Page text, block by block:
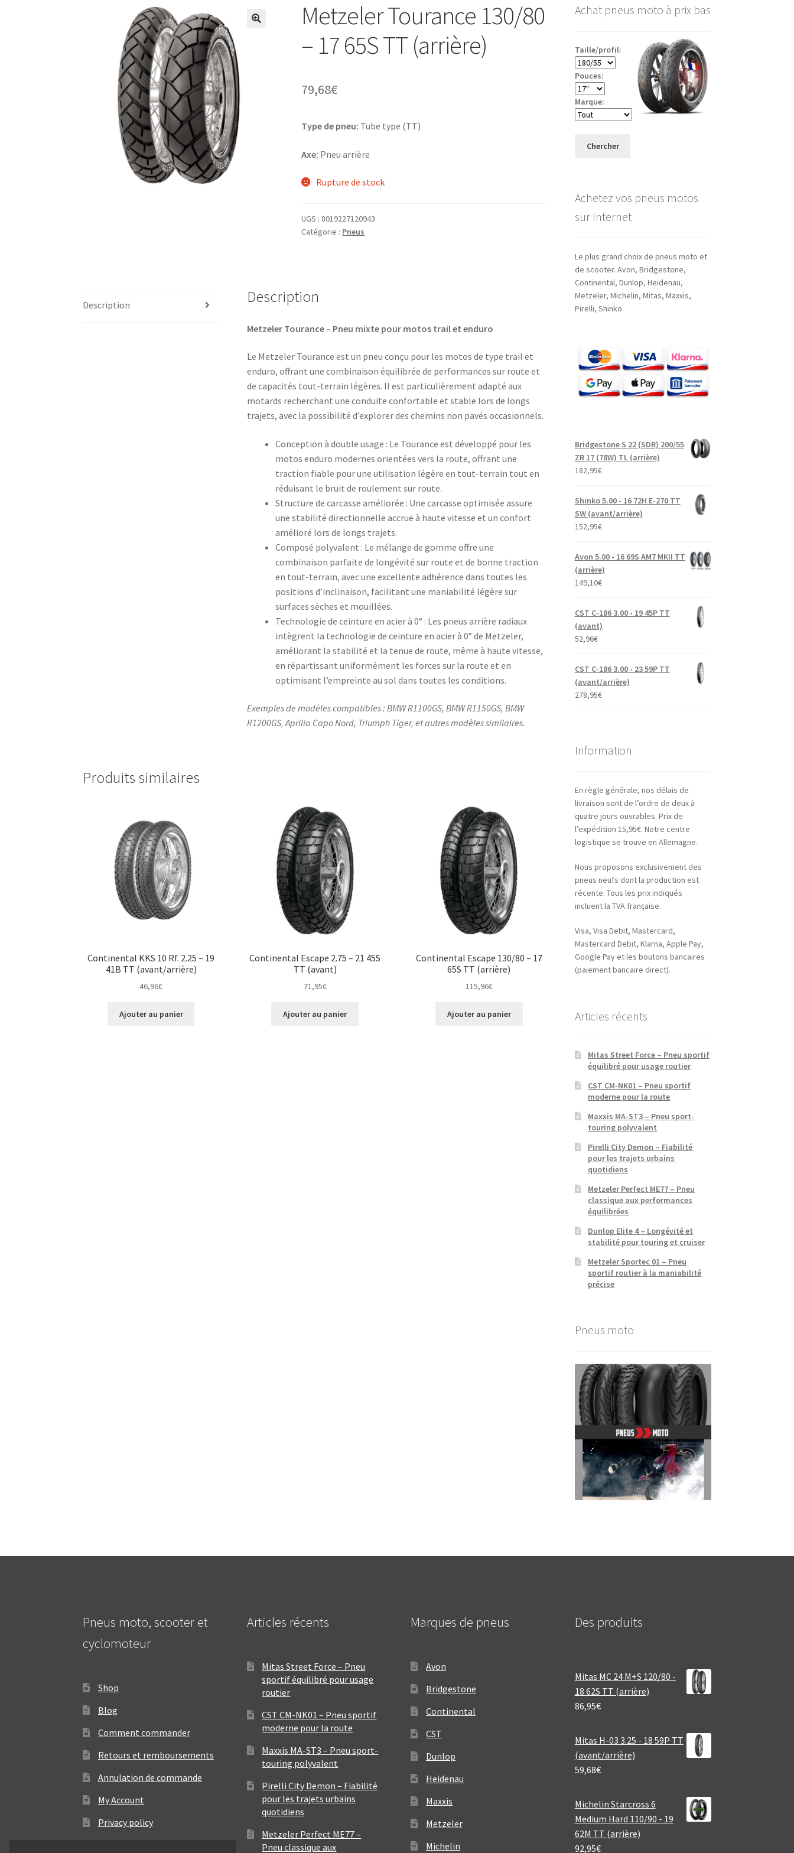
Metzeler Tourance 130/80
– 17 65S TT (arrière)
79,68€
Type de pneu: Tube type (TT)
Axe: Pneu arrière
Rupture de stock
UGS : 8019227120943
Catégorie : Pneus
Description Description
Metzeler Tourance – Pneu mixte pour motos trail et enduro
Le Metzeler Tourance est un pneu conçu pour les motos de type trail et
enduro, offrant une combinaison équilibrée de performances sur route et
de capacités tout-terrain légères. Il est particulièrement adapté aux
motards recherchant une conduite confortable et stable lors de longs
trajets, avec la possibilité d’explorer des chemins non pavés occasionnels.​
Conception à double usage : Le Tourance est développé pour les
motos enduro modernes orientées vers la route, offrant une
traction fiable pour une utilisation légère en tout-terrain tout en
réduisant le bruit de roulement sur route.
Structure de carcasse améliorée : Une carcasse optimisée assure
une stabilité directionnelle accrue à haute vitesse et un confort
amélioré lors de longs trajets.
Composé polyvalent : Le mélange de gomme offre une
combinaison parfaite de longévité sur route et de bonne traction
en tout-terrain, avec une excellente adhérence dans toutes les
positions d’inclinaison, facilitant une maniabilité légère sur
surfaces sèches et mouillées.
Technologie de ceinture en acier à 0° : Les pneus arrière radiaux
intègrent la technologie de ceinture en acier à 0° de Metzeler,
améliorant la stabilité et la tenue de route, même à haute vitesse,
en répartissant uniformément les forces sur la route et en
optimisant l’empreinte au sol dans toutes les conditions.
Exemples de modèles compatibles : BMW R1100GS, BMW R1150GS, BMW
R1200GS, Aprilia Capo Nord, Triumph Tiger, et autres modèles similaires.
Produits similaires
Continental KKS 10 Rf. 2.25 – 19
41B TT (avant/arrière)
46,96€
Ajouter au panier
Continental Escape 2.75 – 21 45S
TT (avant)
71,95€
Ajouter au panier
Continental Escape 130/80 – 17
65S TT (arrière)
115,96€
Ajouter au panier
Achat pneus moto à prix bas
Taille/profil:
Pouces:
Marque:
Chercher
Achetez vos pneus motos
sur Internet
Le plus grand choix de pneus moto et
de scooter. Avon, Bridgestone,
Continental, Dunlop, Heidenau,
Metzeler, Michelin, Mitas, Maxxis,
Pirelli, Shinko.
Bridgestone S 22 (SDR) 200/55
ZR 17 (78W) TL (arrière)
182,95€
Shinko 5.00 - 16 72H E-270 TT
SW (avant/arrière)
152,95€
Avon 5.00 - 16 69S AM7 MKII TT
(arrière)
149,10€
CST C-186 3.00 - 19 45P TT
(avant)
52,96€
CST C-186 3.00 - 23 59P TT
(avant/arrière)
278,95€
Information
En règle générale, nos délais de
livraison sont de l’ordre de deux à
quatre jours ouvrables. Prix de
l’expédition 15,95€. Notre centre
logistique se trouve en Allemagne.
Nous proposons exclusivement des
pneus neufs dont la production est
récente. Tous les prix indiqués
incluent la TVA française.
Visa, Visa Debit, Mastercard,
Mastercard Debit, Klarna, Apple Pay,
Google Pay et les boutons bancaires
(paiement bancaire direct).
Articles récents
Mitas Street Force – Pneu sportif
équilibré pour usage routier
CST CM-NK01 – Pneu sportif
moderne pour la route
Maxxis MA-ST3 – Pneu sport-
touring polyvalent
Pirelli City Demon – Fiabilité
pour les trajets urbains
quotidiens
Metzeler Perfect ME77 – Pneu
classique aux performances
équilibrées
Dunlop Elite 4 – Longévité et
stabilité pour touring et cruiser
Metzeler Sportec 01 – Pneu
sportif routier à la maniabilité
précise
Pneus moto
Pneus moto, scooter et
cyclomoteur
Shop
Blog
Comment commander
Retours et remboursements
Annulation de commande
My Account
Privacy policy
Articles récents
Mitas Street Force – Pneu
sportif équilibré pour usage
routier
CST CM-NK01 – Pneu sportif
moderne pour la route
Maxxis MA-ST3 – Pneu sport-
touring polyvalent
Pirelli City Demon – Fiabilité
pour les trajets urbains
quotidiens
Metzeler Perfect ME77 –
Pneu classique aux
Marques de pneus
Avon
Bridgestone
Continental
CST
Dunlop
Heidenau
Maxxis
Metzeler
Michelin
Des produits
Mitas MC 24 M+S 120/80 -
18 62S TT (arrière)
86,95€
Mitas H-03 3.25 - 18 59P TT
(avant/arrière)
59,68€
Michelin Starcross 6
Medium Hard 110/90 - 19
62M TT (arrière)
92,95€